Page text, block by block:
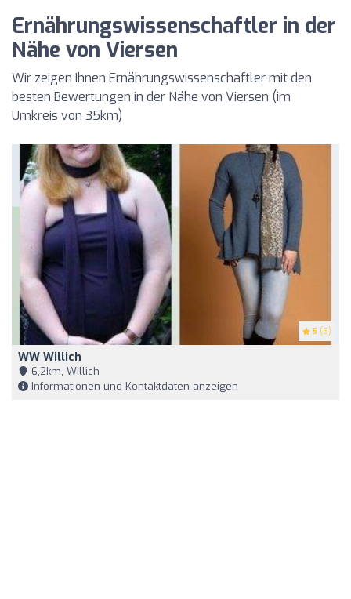
Ernährungswissenschaftler in der
Nähe von Viersen
Wir zeigen Ihnen Ernährungswissenschaftler mit den
besten Bewertungen in der Nähe von Viersen (im
Umkreis von 35km)
5 (5)
WW Willich
6,2km, Willich
Informationen und Kontaktdaten anzeigen